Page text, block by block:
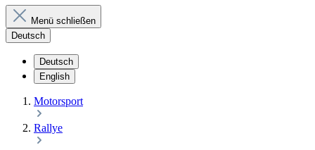
Menü schließen
Deutsch
Deutsch
English
Motorsport
Rallye